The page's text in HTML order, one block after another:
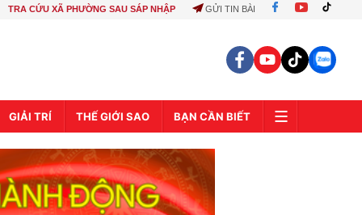
TRA CỨU XÃ PHƯỜNG SAU SÁP NHẬP GỬI TIN BÀI
GIẢI TRÍ THẾ GIỚI SAO BẠN CẦN BIẾT